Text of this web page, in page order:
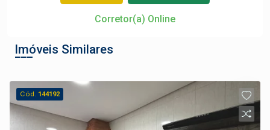
Corretor(a) Online
Imóveis Similares
Cód. 144192